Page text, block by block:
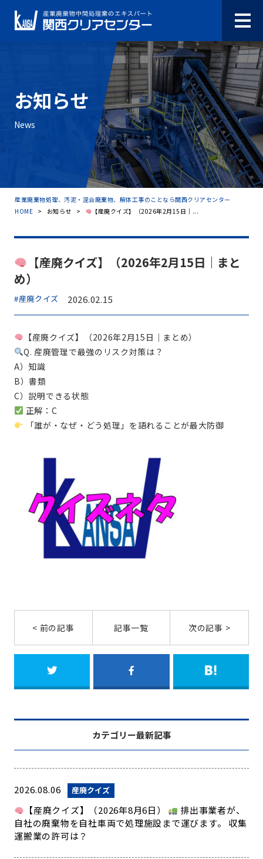
お知らせ
News
産業廃棄物処理、汚泥・混合廃棄物、解体工事のことなら関西クリアセンター
HOME > お知らせ > 【産廃クイズ】（2026年2月15日｜...
【産廃クイズ】（2026年2月15日｜まと
め）
#産廃クイズ 2026.02.15
【産廃クイズ】（2026年2月15日｜まとめ）
Q. 産廃管理で最強のリスク対策は？
A）知識
B）書類
C）説明できる状態
正解：C
「誰が・なぜ・どう処理」を語れることが最大防御
< 前の記事 記事一覧 次の記事 >
カテゴリー最新記事
2026.08.06 産廃クイズ
【産廃クイズ】（2026年8月6日）
排出事業者が、
自社の廃棄物を自社車両で処理施設まで運びます。 収集
運搬業の許可は？